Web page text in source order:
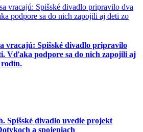
vracajú: Spišské divadlo pripravilo
Vďaka podpore sa do nich zapojili aj
rodín.
Spišské divadlo uvedie projekt
a spojeniach